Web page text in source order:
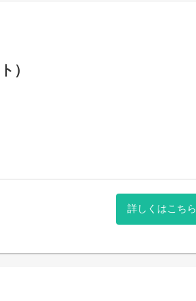
）
詳しくはこちら